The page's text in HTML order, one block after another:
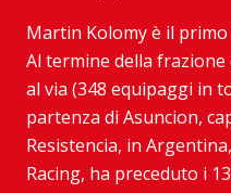
Martin Kolomy è il
Al termine della
al via (348 equipaggi in
partenza di Asuncion,
Resistencia, in
Racing, ha preceduto i